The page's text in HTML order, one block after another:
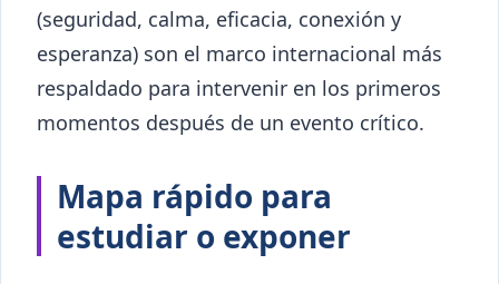
(seguridad, calma, eficacia, conexión y
esperanza) son el marco internacional más
respaldado para intervenir en los primeros
momentos después de un evento crítico.
Mapa rápido para
estudiar o exponer